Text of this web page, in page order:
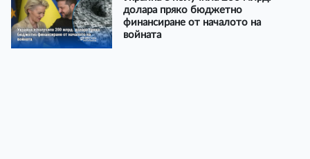
долара пряко бюджетно
финансиране от началото на
войната